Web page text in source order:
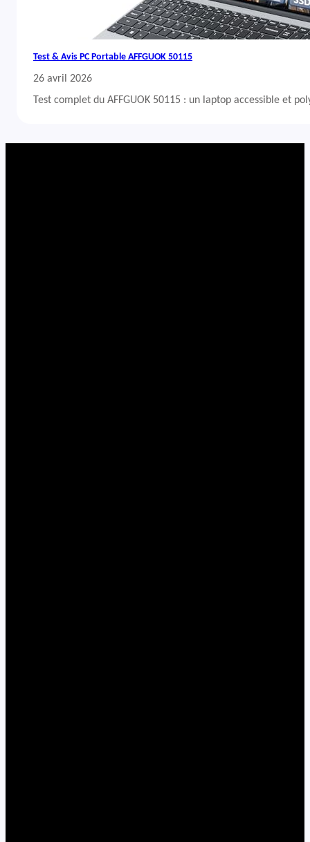
Test & Avis PC Portable AFFGUOK 50115
26 avril 2026
Test complet du AFFGUOK 50115 : un laptop accessible